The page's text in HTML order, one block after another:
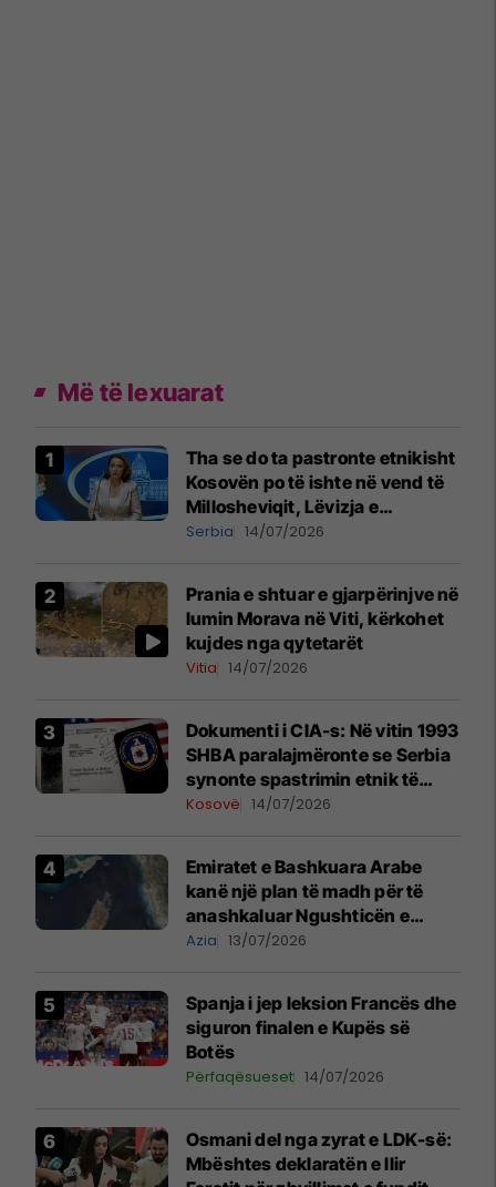
Më të lexuarat
Tha se do ta pastronte etnikisht
Kosovën po të ishte në vend të
Millosheviqit, Lëvizja e
Qytetarëve të Lirë në Serbi
Paunoviq
Serbia 14/07/2026
Prania e shtuar e gjarpërinjve në
lumin Morava në Viti, kërkohet
kujdes nga qytetarët
Vitia 14/07/2026
Dokumenti i CIA-s: Në vitin 1993
SHBA paralajmëronte se Serbia
synonte spastrimin etnik të
Kosovës dhe destabilizimin e
Kosovë 14/07/2026
Emiratet e Bashkuara Arabe
kanë një plan të madh për të
anashkaluar Ngushticën e
Hormuzit
Azia 13/07/2026
Spanja i jep leksion Francës dhe
siguron finalen e Kupës së
Botës
Përfaqësueset 14/07/2026
​Osmani del nga zyrat e LDK-së:
Mbështes deklaratën e Ilir